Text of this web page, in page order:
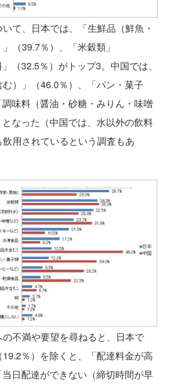
て、日本では、「生鮮品（鮮魚・
（39.7％）、「米穀類」
（32.5％）がトップ3。中国では、
む）」（46.0％）、「パン・菓子
味料（醤油・砂糖・みりん・味噌
なった（中国では、水以外の飲料
用されているという調査もあ
不満や要望を尋ねると、日本で
％）を除くと、「配達料金が高
日配達ができない（締切時間が早